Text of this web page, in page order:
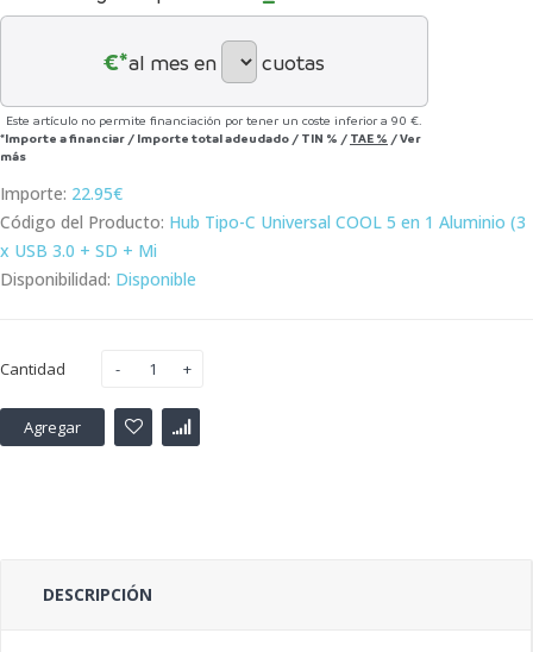
€*al mes en cuotas
Este artículo no permite financiación por tener un coste inferior a 90 €.
*Importe a financiar / Importe total adeudado / TIN % / TAE % /Ver
más
Importe: 22.95€
Código del Producto: Hub Tipo-C Universal COOL 5 en 1 Aluminio (3
x USB 3.0 + SD + Mi
Disponibilidad: Disponible
Cantidad
Agregar
DESCRIPCIÓN